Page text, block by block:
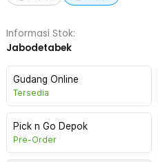
Informasi Stok:
Jabodetabek
Gudang Online
Tersedia
Pick n Go Depok
Pre-Order